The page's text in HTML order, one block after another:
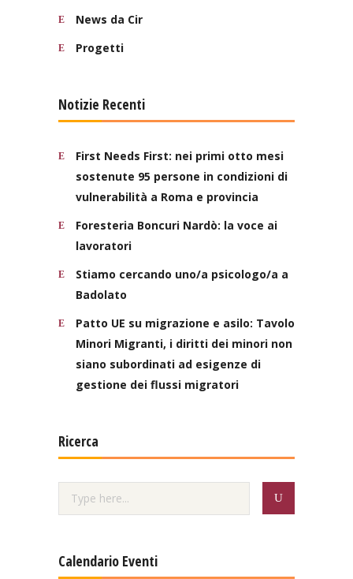
News da Cir
Progetti
Notizie Recenti
First Needs First: nei primi otto mesi
sostenute 95 persone in condizioni di
vulnerabilità a Roma e provincia
Foresteria Boncuri Nardò: la voce ai
lavoratori
Stiamo cercando uno/a psicologo/a a
Badolato
Patto UE su migrazione e asilo: Tavolo
Minori Migranti, i diritti dei minori non
siano subordinati ad esigenze di
gestione dei flussi migratori
Ricerca
Calendario Eventi